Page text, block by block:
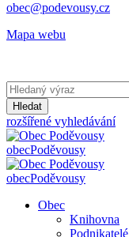
obec@podevousy.cz
Mapa webu
Hledat
rozšířené vyhledávání
obecPoděvousy
obecPoděvousy
Obec
Knihovna
Podnikatelé